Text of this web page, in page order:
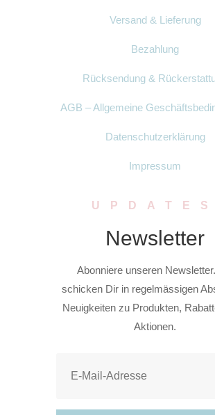
Versand & Lieferung
Bezahlung
Rücksendung &
AGB – Allgemeine
Datenschutzerklärung
Impressum
UPDATES
Newsletter
Abonniere unseren
schicken Dir in regelmässigen
Neuigkeiten zu Produkten,
Aktionen.